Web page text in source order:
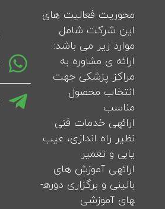
محوریت فعالیت های
این شرکت شامل
موارد زیر می باشد:
ارائه ­ی مشاوره به
مراکز پزشکی جهت
انتخاب محصول
مناسب
ارائه­ی خدمات فنی
نظیر راه اندازی، عیب
یابی و تعمیر
ارائه­ی آموزش های
بالینی و برگزاری دوره­
های آموزشی